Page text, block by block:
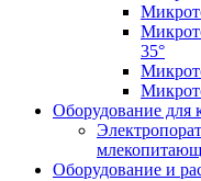
35°
Оборудование для
Оборудование и